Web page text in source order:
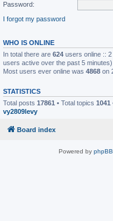
Password:
I forgot my password
WHO IS ONLINE
In total there are 624 users online ::
users active over the past 5 minutes)
Most users ever online was 4868 on
STATISTICS
Total posts 17861 • Total topics 1041
vy2809levy
Board index
Powered by phpBB